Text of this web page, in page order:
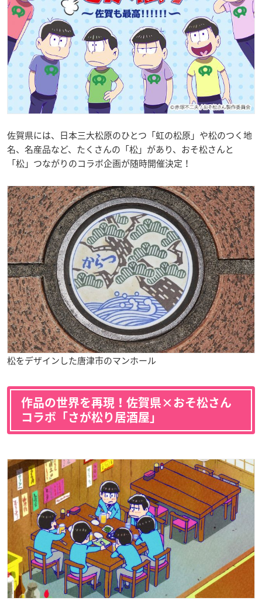
佐賀県には、日本三大松原のひとつ「虹の松原」や松のつく地
名、名産品など、たくさんの「松」があり、おそ松さんと
「松」つながりのコラボ企画が随時開催決定！
松をデザインした唐津市のマンホール
作品の世界を再現！佐賀県×おそ松さん
コラボ「さが松り居酒屋」